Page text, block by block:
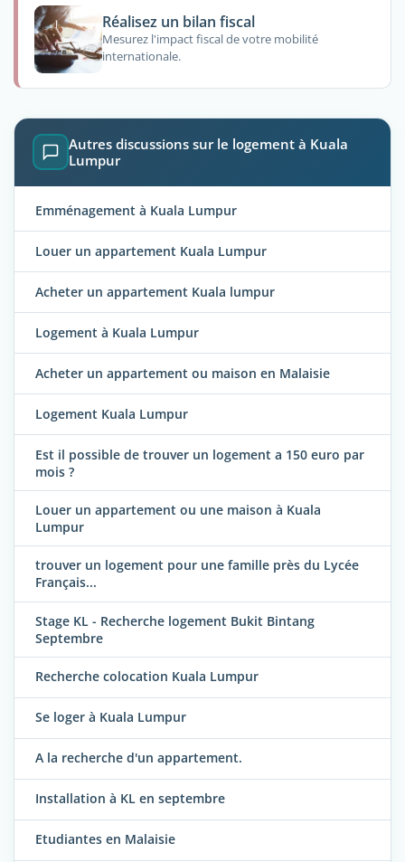
Réalisez un bilan fiscal
Mesurez l'impact fiscal de votre mobilité
internationale.
Autres discussions sur le logement à Kuala
Lumpur
Emménagement à Kuala Lumpur
Louer un appartement Kuala Lumpur
Acheter un appartement Kuala lumpur
Logement à Kuala Lumpur
Acheter un appartement ou maison en Malaisie
Logement Kuala Lumpur
Est il possible de trouver un logement a 150 euro par
mois ?
Louer un appartement ou une maison à Kuala
Lumpur
trouver un logement pour une famille près du Lycée
Français...
Stage KL - Recherche logement Bukit Bintang
Septembre
Recherche colocation Kuala Lumpur
Se loger à Kuala Lumpur
A la recherche d'un appartement.
Installation à KL en septembre
Etudiantes en Malaisie